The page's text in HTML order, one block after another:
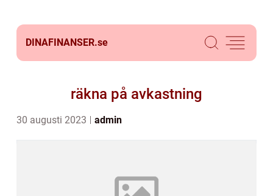
DINAFINANSER.se
räkna på avkastning
30 augusti 2023 admin